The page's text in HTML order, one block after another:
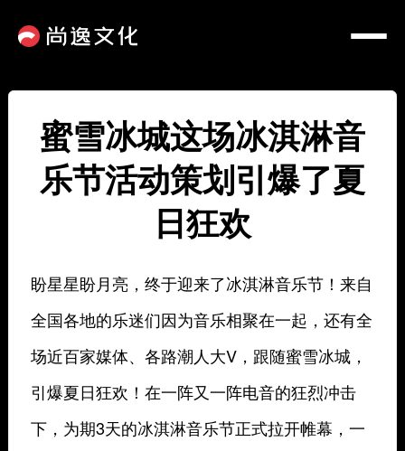
蜜雪冰城这场冰淇淋音
乐节活动策划引爆了夏
日狂欢
盼星星盼月亮， 终于迎来了冰淇淋音乐节！ 来自
全国各地的乐迷们因为音乐相聚在一起， 还有全
场近百家媒体、各路潮人大V， 跟随蜜雪冰城，
引爆夏日狂欢！ 在一阵又一阵电音的狂烈冲击
下， 为期3天的冰淇淋音乐节正式拉开帷幕， 一